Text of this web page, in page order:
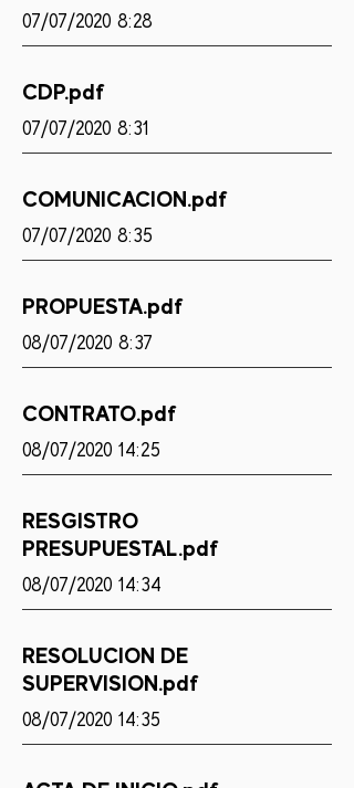
07/07/2020 8:28
CDP.pdf
07/07/2020 8:31
COMUNICACION.pdf
07/07/2020 8:35
PROPUESTA.pdf
08/07/2020 8:37
CONTRATO.pdf
08/07/2020 14:25
RESGISTRO
PRESUPUESTAL.pdf
08/07/2020 14:34
RESOLUCION DE
SUPERVISION.pdf
08/07/2020 14:35